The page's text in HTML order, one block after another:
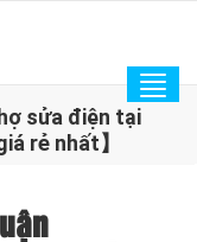
sửa điện tại
rẻ nhất】